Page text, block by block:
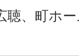
聴、町ホ